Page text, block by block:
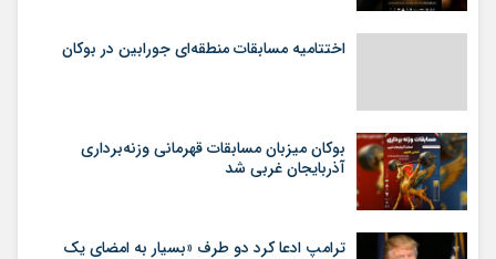
اختتامیه مسابقات منطقه‌ای جورابین در بوکان
بوکان میزبان مسابقات قهرمانی وزنه‌برداری
آذربایجان غربی شد
ترامپ ادعا کرد دو طرف «بسیار به امضای یک